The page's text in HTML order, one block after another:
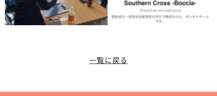
一覧に戻る